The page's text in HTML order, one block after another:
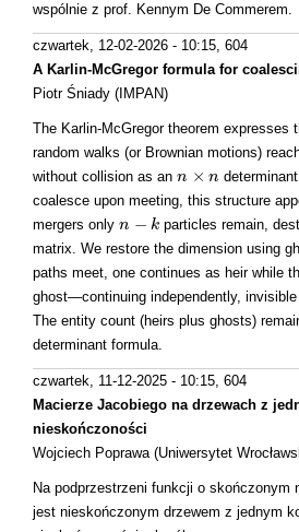
wspólnie z prof. Kennym De Commerem.
czwartek, 12-02-2026 - 10:15, 604
A Karlin-McGregor formula for
Piotr Śniady (IMPAN)
The Karlin-McGregor theorem expresses
random walks (or Brownian motions)
without collision as an n × n
n× n
coalesce upon meeting, this structure
mergers only n − k
n− k
particles remain,
matrix. We restore the dimension using
paths meet, one continues as heir while
ghost—continuing independently,
The entity count (heirs plus ghosts)
determinant formula.
czwartek, 11-12-2025 - 10:15, 604
Macierze Jacobiego na drzewach z
nieskończoności
Wojciech Poprawa (Uniwersytet
Na podprzestrzeni funkcji o skończonym
jest nieskończonym drzewem z jednym